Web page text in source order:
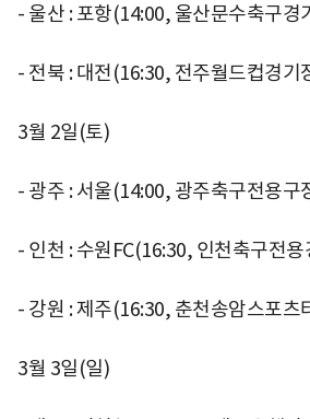
- 울산 : 포항(14:00, 울산문수축구경
- 전북 : 대전(16:30, 전주월드컵경기
3월 2일(토)
- 광주 : 서울(14:00, 광주축구전용구
- 인천 : 수원FC(16:30, 인천축구전용
- 강원 : 제주(16:30, 춘천송암스포츠
3월 3일(일)